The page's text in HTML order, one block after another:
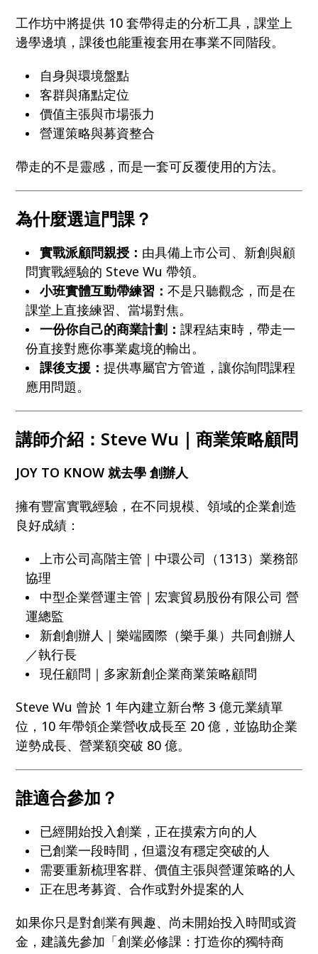
工作坊中將提供 10 套帶得走的分析工具，課堂上
邊學邊填，課後也能重複套用在事業不同階段。
自身與環境盤點
客群與痛點定位
價值主張與市場張力
營運策略與募資整合
帶走的不是靈感，而是一套可反覆使用的方法。
為什麼選這門課？
實戰派顧問親授： 由具備上市公司、新創與顧
問實戰經驗的 Steve Wu 帶領。
小班實體互動帶練習：不是只聽觀念，而是在
課堂上直接練習、當場對焦。
一份你自己的商業計劃：課程結束時，帶走一
份直接對應你事業處境的輸出。
課後支援：提供專屬官方管道，讓你詢問課程
應用問題。
講師介紹：Steve Wu｜商業策略顧問
JOY TO KNOW 就去學 創辦人
擁有豐富實戰經驗，在不同規模、領域的企業創造
良好成績：
上市公司高階主管｜中環公司（1313）業務部
協理
中型企業營運主管｜宏寰貿易股份有限公司 營
運總監
新創創辦人｜樂端國際（樂手巢）共同創辦人
／執行長
現任顧問｜多家新創企業商業策略顧問
Steve Wu 曾於 1 年內建立新台幣 3 億元業績單
位，10 年帶領企業營收成長至 20 億，並協助企業
逆勢成長、營業額突破 80 億。
誰適合參加？
已經開始投入創業，正在摸索方向的人
已創業一段時間，但還沒有穩定突破的人
需要重新梳理客群、價值主張與營運策略的人
正在思考募資、合作或對外提案的人
如果你只是對創業有興趣、尚未開始投入時間或資
金，建議先參加「創業必修課：打造你的獨特商